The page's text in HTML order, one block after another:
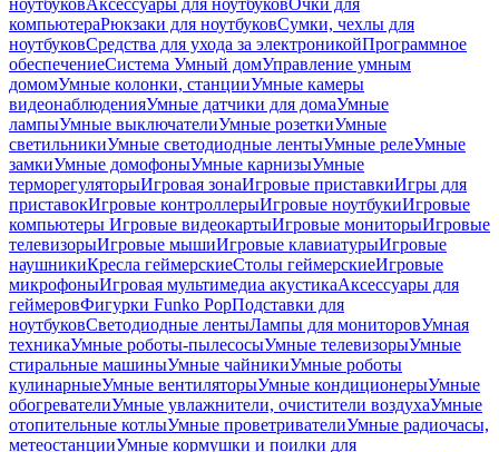
ноутбуковАксессуары для ноутбуковОчки для
компьютераРюкзаки для ноутбуковСумки, чехлы для
ноутбуковСредства для ухода за электроникойПрограммное
обеспечениеСистема Умный домУправление умным
домомУмные колонки, станцииУмные камеры
видеонаблюденияУмные датчики для домаУмные
лампыУмные выключателиУмные розеткиУмные
светильникиУмные светодиодные лентыУмные релеУмные
замкиУмные домофоныУмные карнизыУмные
терморегуляторыИгровая зонаИгровые приставкиИгры для
приставокИгровые контроллерыИгровые ноутбукиИгровые
компьютеры Игровые видеокартыИгровые мониторыИгровые
телевизорыИгровые мышиИгровые клавиатурыИгровые
наушникиКресла геймерскиеСтолы геймерскиеИгровые
микрофоныИгровая мультимедиа акустикаАксессуары для
геймеровФигурки Funko PopПодставки для
ноутбуковСветодиодные лентыЛампы для мониторовУмная
техникаУмные роботы-пылесосыУмные телевизорыУмные
стиральные машиныУмные чайникиУмные роботы
кулинарныеУмные вентиляторыУмные кондиционерыУмные
обогревателиУмные увлажнители, очистители воздухаУмные
отопительные котлыУмные проветривателиУмные радиочасы,
метеостанцииУмные кормушки и поилки для